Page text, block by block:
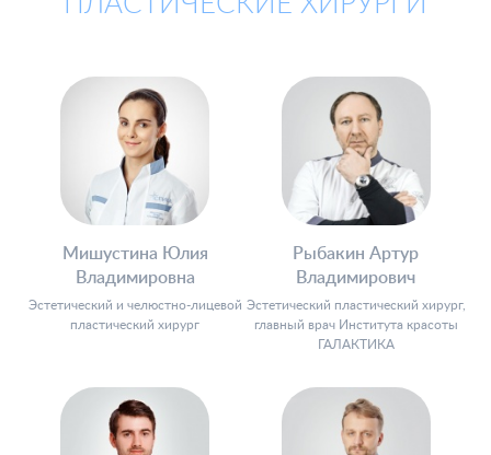
Мишустина Юлия
Владимировна
Эстетический и челюстно-лицевой
пластический хирург
Рыбакин Артур
Владимирович
Эстетический пластический хирург,
главный врач Института красоты
ГАЛАКТИКА